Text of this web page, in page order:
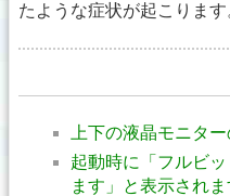
たような症状が起こります
上下の液晶モニタ
起動時に「フルビ
ます」と表示されま